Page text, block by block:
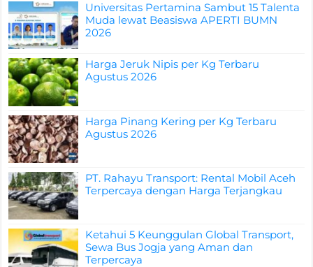
Universitas Pertamina Sambut 15 Talenta
Muda lewat Beasiswa APERTI BUMN
2026
Harga Jeruk Nipis per Kg Terbaru
Agustus 2026
Harga Pinang Kering per Kg Terbaru
Agustus 2026
PT. Rahayu Transport: Rental Mobil Aceh
Terpercaya dengan Harga Terjangkau
Ketahui 5 Keunggulan Global Transport,
Sewa Bus Jogja yang Aman dan
Terpercaya